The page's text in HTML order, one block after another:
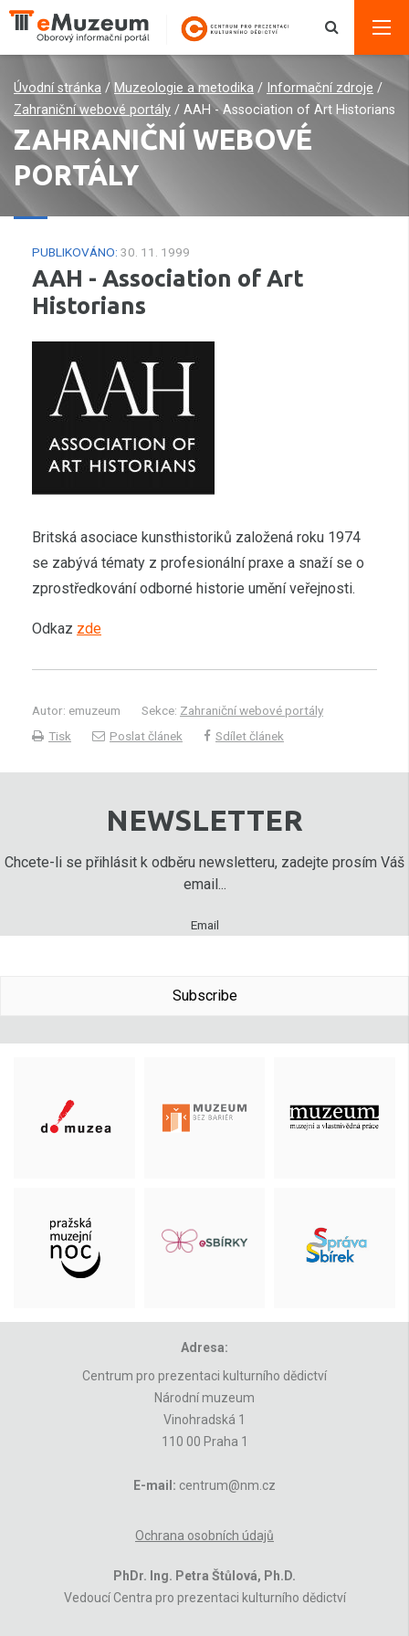
Úvodní stránka / Muzeologie a metodika / Informační zdroje /
Zahraniční webové portály / AAH - Association of Art Historians
ZAHRANIČNÍ WEBOVÉ
PORTÁLY
PUBLIKOVÁNO: 30. 11. 1999
AAH - Association of Art
Historians
Britská asociace kunsthistoriků založená roku 1974
se zabývá tématy z profesionální praxe a snaží se o
zprostředkování odborné historie umění veřejnosti.
Odkaz zde
Autor: emuzeum Sekce: Zahraniční webové portály
Tisk
Poslat článek Sdílet článek
NEWSLETTER
Chcete-li se přihlásit k odběru newsletteru, zadejte prosím Váš
email...
Email
Subscribe
Adresa:
Centrum pro prezentaci kulturního dědictví
Národní muzeum
Vinohradská 1
110 00 Praha 1
E-mail: centrum@nm.cz
Ochrana osobních údajů
PhDr. Ing. Petra Štůlová, Ph.D.
Vedoucí Centra pro prezentaci kulturního dědictví